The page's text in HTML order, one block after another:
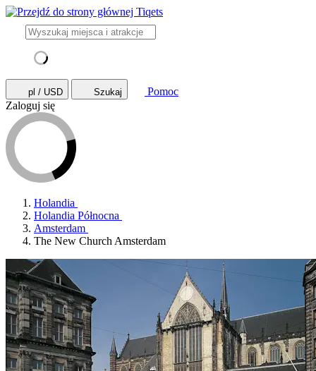
pl / USD Szukaj
Pomoc
Zaloguj się
Holandia
Holandia Północna
Amsterdam
The New Church Amsterdam